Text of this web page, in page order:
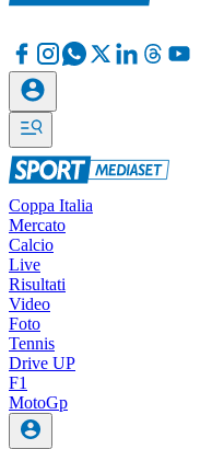
Coppa Italia
Mercato
Calcio
Live
Risultati
Video
Foto
Tennis
Drive UP
F1
MotoGp